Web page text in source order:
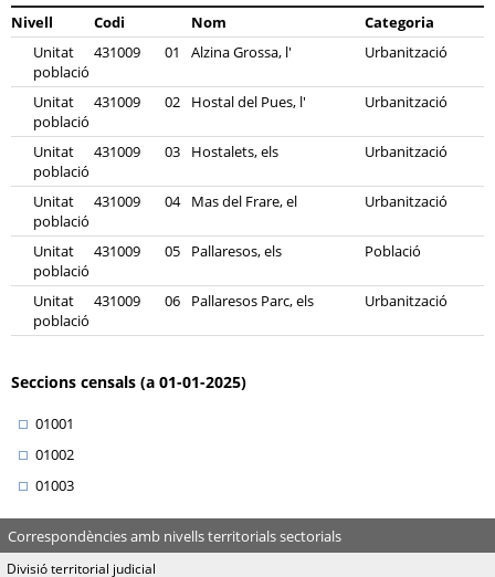
Nivell Codi Nom
Categoria
Unitat
població
431009 01 Alzina Grossa, l' Urbanització
Unitat
població
431009 02 Hostal del Pues, l' Urbanització
Unitat
població
431009 03 Hostalets, els Urbanització
Unitat
població
431009 04 Mas del Frare, el Urbanització
Unitat
població
431009 05 Pallaresos, els Població
Unitat
població
431009 06 Pallaresos Parc, els Urbanització
Seccions censals (a 01-01-2025)
01001
01002
01003
Correspondències amb nivells territorials sectorials
Divisió territorial judicial